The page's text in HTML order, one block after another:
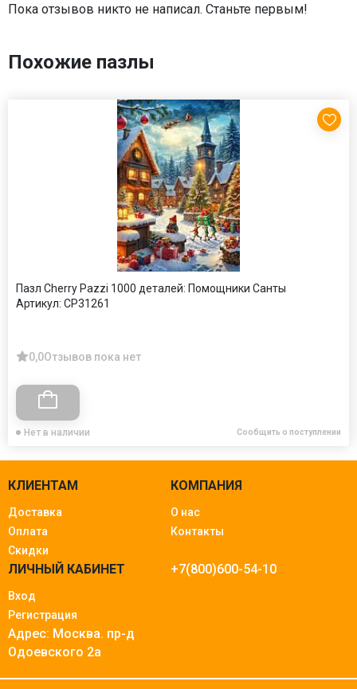
Пока отзывов никто не написал. Станьте первым!
Похожие пазлы
Пазл Cherry Pazzi 1000 деталей: Помощники Санты
Артикул: CP31261
0,0Отзывов пока нет
Нет в наличии Сообщить о поступлении
КЛИЕНТАМ
Доставка
Оплата
Скидки
КОМПАНИЯ
О нас
Контакты
ЛИЧНЫЙ КАБИНЕТ
Вход
Регистрация
+7(800)600-54-10
Адрес: Москва. пр-д
Одоевского 2а